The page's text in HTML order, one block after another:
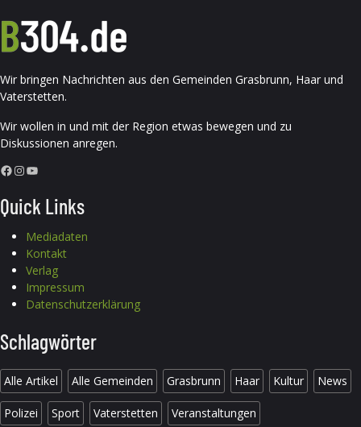
Wir bringen Nachrichten aus den Gemeinden Grasbrunn, Haar und
Vaterstetten.
Wir wollen in und mit der Region etwas bewegen und zu
Diskussionen anregen.
Facebook InstagramYouTube
Quick Links
Mediadaten
Kontakt
Verlag
Impressum
Datenschutzerklärung
Schlagwörter
Alle Artikel Alle Gemeinden Grasbrunn Haar Kultur News
Polizei Sport Vaterstetten Veranstaltungen